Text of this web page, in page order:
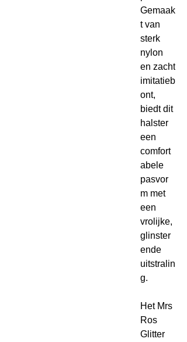
Gemaak
t van
sterk
nylon
en zacht
imitatieb
ont,
biedt dit
halster
een
comfort
abele
pasvor
m met
een
vrolijke,
glinster
ende
uitstralin
g.
Het Mrs
Ros
Glitter